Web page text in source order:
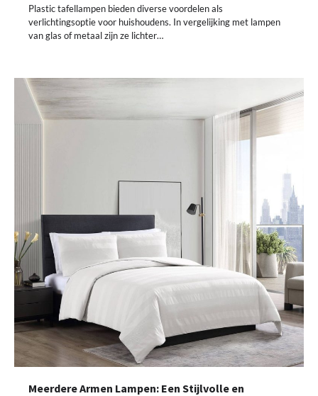
Plastic tafellampen bieden diverse voordelen als
verlichtingsoptie voor huishoudens. In vergelijking met lampen
van glas of metaal zijn ze lichter…
Meerdere Armen Lampen: Een Stijlvolle en